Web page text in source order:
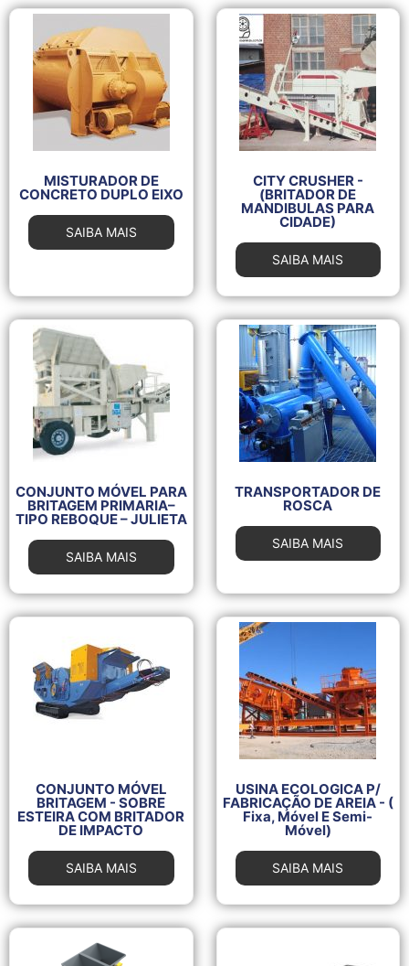
MISTURADOR DE
CONCRETO DUPLO EIXO
SAIBA MAIS
CITY CRUSHER -
(BRITADOR DE
MANDIBULAS PARA
CIDADE)
SAIBA MAIS
CONJUNTO MÓVEL PARA
BRITAGEM PRIMARIA–
TIPO REBOQUE – JULIETA
SAIBA MAIS
TRANSPORTADOR DE
ROSCA
SAIBA MAIS
CONJUNTO MÓVEL
BRITAGEM - SOBRE
ESTEIRA COM BRITADOR
DE IMPACTO
SAIBA MAIS
USINA ECOLOGICA P/
FABRICAÇÃO DE AREIA - (
Fixa, Móvel E Semi-
Móvel)
SAIBA MAIS